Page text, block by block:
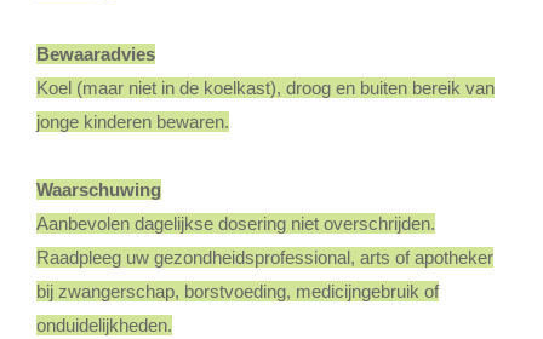
Bewaaradvies
Koel (maar niet in de koelkast), droog en buiten bereik van
jonge kinderen bewaren.
Waarschuwing
Aanbevolen dagelijkse dosering niet overschrijden.
Raadpleeg uw gezondheidsprofessional, arts of apotheker
bij zwangerschap, borstvoeding, medicijngebruik of
onduidelijkheden.